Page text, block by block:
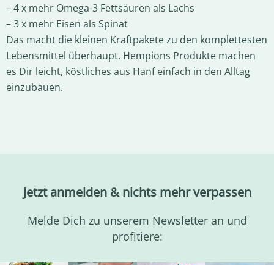
– 4 x mehr Omega-3 Fettsäuren als Lachs
– 3 x mehr Eisen als Spinat
Das macht die kleinen Kraftpakete zu den komplettesten
Lebensmittel überhaupt. Hempions Produkte machen
es Dir leicht, köstliches aus Hanf einfach in den Alltag
einzubauen.
Jetzt anmelden & nichts mehr verpassen
Melde Dich zu unserem Newsletter an und
profitiere: